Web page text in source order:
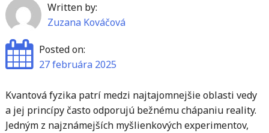
Written by:
Zuzana Kováčová
Posted on:
27 februára 2025
Kvantová fyzika patrí medzi najtajomnejšie oblasti vedy
a jej princípy často odporujú bežnému chápaniu reality.
Jedným z najznámejších myšlienkových experimentov,